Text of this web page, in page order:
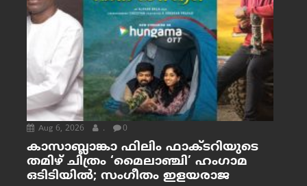
Aug 6, 2026 . 0
കാസാബ്ലാങ്കാ ഫിലിം ഫാക്ടറിയുടെ
തമിഴ് ചിത്രം ‘മൈലാഞ്ചി’ ഹംഗാമ
ഒടിടിയിൽ; സംഗീതം ഇളയരാജ